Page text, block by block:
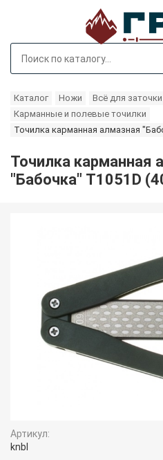
Каталог Ножи
Всё для заточки
Карманные и полевые точилки
Точилка карманная алмазная
Точилка карманная
"Бабочка" T1051D
Артикул:
knbl